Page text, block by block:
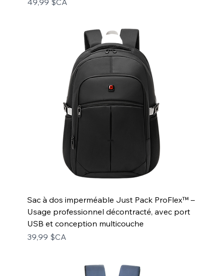
49,99 $CA
Sac à dos imperméable Just Pack ProFlex™ –
Usage professionnel décontracté, avec port
USB et conception multicouche
Prix
39,99 $CA